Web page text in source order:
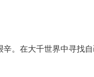
。在大千世界中寻找